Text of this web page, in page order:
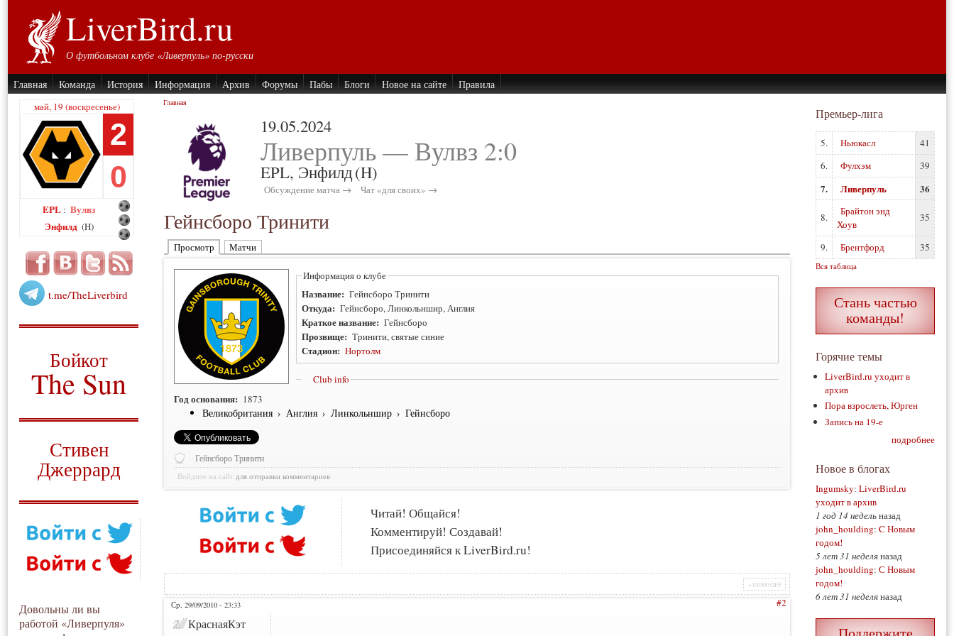
LiverBird.ru
О футбольном клубе «Ливерпуль» по-русски
Главная Команда История Информация Архив Форумы Пабы Блоги Новое на сайте Правила
май, 19 (воскресенье)
2
0
EPL : Вулвз
Энфилд (H)
t.me/TheLiverbird
Бойкот
The Sun
Стивен
Джеррард
Довольны ли вы
работой «Ливерпуля»
Главная
19.05.2024
Ливерпуль — Вулвз 2:0
EPL, Энфилд(H)
Обсуждение матча → Чат «для своих» →
Гейнсборо Тринити
Просмотр Матчи
Информация о клубе
Название: Гейнсборо Тринити
Откуда: Гейнсборо, Линкольншир, Англия
Краткое название: Гейнсборо
Прозвище: Тринити, святые синие
Стадион: Нортолм
Club info
Год основания: 1873
Великобритания › Англия › Линкольншир › Гейнсборо
Гейнсборо Тринити
Войдите на сайт для отправки комментариев
Читай! Общайся!
Комментируй! Создавай!
Присоединяйся к LiverBird.ru!
+100500 OFF
Ср, 29/09/2010 - 23:33 #2
КраснаяКэт
Премьер-лига
5. Ньюкасл
41
6.
Фулхэм 39
7. Ливерпуль 36
8.
Брайтон энд
Хоув
35
9. Брентфорд 35
Вся таблица
Стань частью
команды!
Горячие темы
LiverBird.ru уходит в
архив
Пора взрослеть, Юрген
Запись на 19-е
подробнее
Новое в блогах
Ingumsky: LiverBird.ru
уходит в архив
1 год 14 недельназад
john_houlding: C Новым
годом!
5 лет 31 неделяназад
john_houlding: С Новым
годом!
6 лет 31 неделяназад